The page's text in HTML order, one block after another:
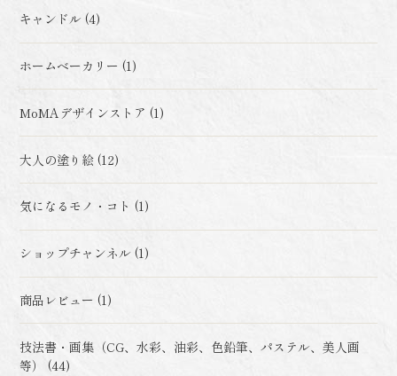
キャンドル (4)
ホームベーカリー (1)
MoMAデザインストア (1)
大人の塗り絵 (12)
気になるモノ・コト (1)
ショップチャンネル (1)
商品レビュー (1)
技法書・画集（CG、水彩、油彩、色鉛筆、パステル、美人画
等） (44)